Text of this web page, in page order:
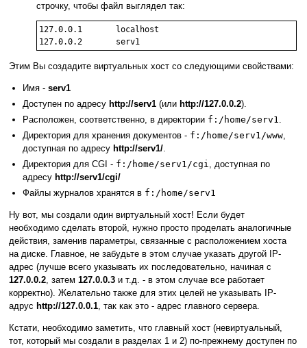
строчку, чтобы файл выглядел так:
127.0.0.1       localhost
Этим Вы создадите виртуальных хост со следующими свойствами:
Имя - serv1
Доступен по адресу http://serv1 (или http://127.0.0.2).
Расположен, соответственно, в директории f:/home/serv1.
Директория для хранения документов - f:/home/serv1/www,
доступная по адресу http://serv1/.
Директория для CGI - f:/home/serv1/cgi, доступная по
адресу http://serv1/cgi/
Файлы журналов хранятся в f:/home/serv1
Ну вот, мы создали один виртуальный хост! Если будет
необходимо сделать второй, нужно просто проделать аналогичные
действия, заменив параметры, связанные с расположением хоста
на диске. Главное, не забудьте в этом случае указать другой IP-
адрес (лучше всего указывать их последовательно, начиная с
127.0.0.2, затем 127.0.0.3 и т.д. - в этом случае все работает
корректно). Желательно также для этих целей не указывать IP-
адрус http://127.0.0.1, так как это - адрес главного сервера.
Кстати, необходимо заметить, что главный хост (невиртуальный,
тот, который мы создали в разделах 1 и 2) по-прежнему доступен по